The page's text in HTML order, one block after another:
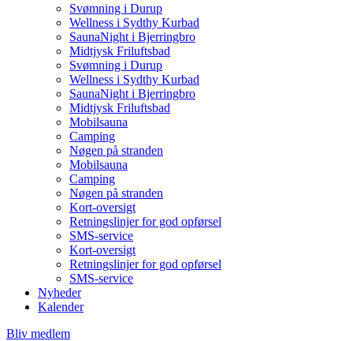
Svømning i Durup
Wellness i Sydthy Kurbad
SaunaNight i Bjerringbro
Midtjysk Friluftsbad
Svømning i Durup
Wellness i Sydthy Kurbad
SaunaNight i Bjerringbro
Midtjysk Friluftsbad
Mobilsauna
Camping
Nøgen på stranden
Mobilsauna
Camping
Nøgen på stranden
Kort-oversigt
Retningslinjer for god opførsel
SMS-service
Kort-oversigt
Retningslinjer for god opførsel
SMS-service
Nyheder
Kalender
Bliv medlem